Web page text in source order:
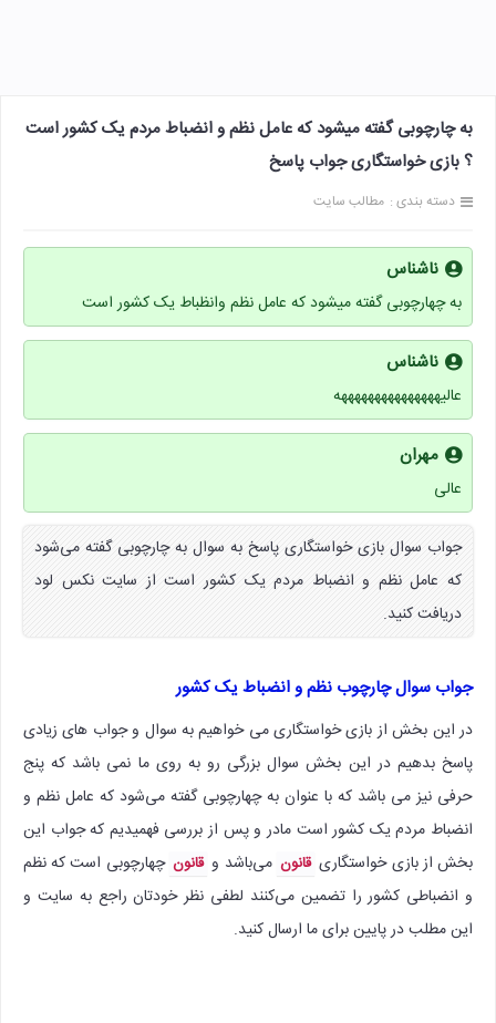
به چارچوبی گفته میشود که عامل نظم و انضباط مردم یک کشور است
؟ بازی خواستگاری جواب پاسخ
دسته بندی : مطالب سایت
ناشناس
به چهارچوبی گفته میشود که عامل نظم وانظباط یک کشور است
ناشناس
عالیهههههههههههههههه
مهران
عالی
جواب سوال بازی خواستگاری پاسخ به سوال به چارچوبی گفته می‌شود
که عامل نظم و انضباط مردم یک کشور است از سایت نکس لود
دریافت کنید.
جواب سوال چارچوب نظم و انضباط یک کشور
در این بخش از بازی خواستگاری می خواهیم به سوال و جواب های زیادی
پاسخ بدهیم در این بخش سوال بزرگی رو به روی ما نمی باشد که پنج
حرفی نیز می باشد که با عنوان به چهارچوبی گفته می‌شود که عامل نظم و
انضباط مردم یک کشور است مادر و پس از بررسی فهمیدیم که جواب این
بخش از بازی خواستگاری قانون می‌باشد و قانون چهارچوبی است که نظم
و انضباطی کشور را تضمین می‌کنند لطفی نظر خودتان راجع به سایت و
این مطلب در پایین برای ما ارسال کنید.